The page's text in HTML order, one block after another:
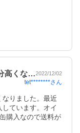
高くな…2022/12/02
tet********さん
りました。最近
ています。オイ
購入なので送料が